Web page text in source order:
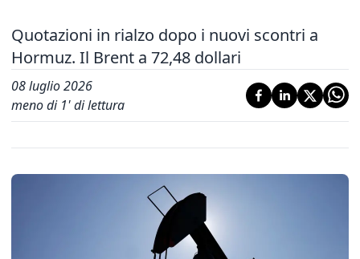
Quotazioni in rialzo dopo i nuovi scontri a
Hormuz. Il Brent a 72,48 dollari
08 luglio 2026
meno di 1' di lettura